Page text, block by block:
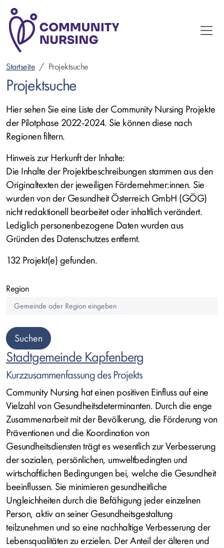
Direkt
zum
Inhalt
Startseite Projektsuche
Projektsuche
Hier sehen Sie eine Liste der Community Nursing Projekte
der Pilotphase 2022-2024. Sie können diese nach
Regionen filtern.
Hinweis zur Herkunft der Inhalte:
Die Inhalte der Projektbeschreibungen stammen aus den
Originaltexten der jeweiligen Fördernehmer:innen. Sie
wurden von der Gesundheit Österreich GmbH (GÖG)
nicht redaktionell bearbeitet oder inhaltlich verändert.
Lediglich personenbezogene Daten wurden aus
Gründen des Datenschutzes entfernt.
132 Projekt(e) gefunden.
Region
Stadtgemeinde Kapfenberg
Kurzzusammenfassung des Projekts
Community Nursing hat einen positiven Einfluss auf eine
Vielzahl von Gesundheitsdeterminanten. Durch die enge
Zusammenarbeit mit der Bevölkerung, die Förderung von
Präventionen und die Koordination von
Gesundheitsdiensten trägt es wesentlich zur Verbesserung
der sozialen, persönlichen, umweltbedingten und
wirtschaftlichen Bedingungen bei, welche die Gesundheit
beeinflussen. Sie minimieren gesundheitliche
Ungleichheiten durch die Befähigung jeder einzelnen
Person, aktiv an seiner Gesundheitsgestaltung
teilzunehmen und so eine nachhaltige Verbesserung der
Lebensqualitäten zu erzielen. Der Anteil der älteren und